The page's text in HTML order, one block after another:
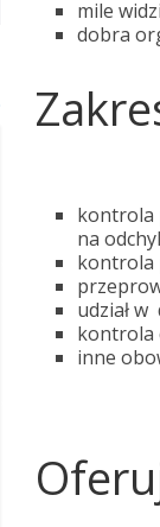
mile
dobra
kontrola
na
kontrola
udział w
kontrola
inne